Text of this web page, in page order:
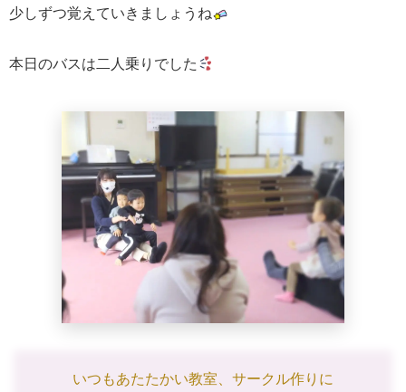
少しずつ覚えていきましょうね
本日のバスは二人乗りでした
いつもあたたかい教室、サークル作りに